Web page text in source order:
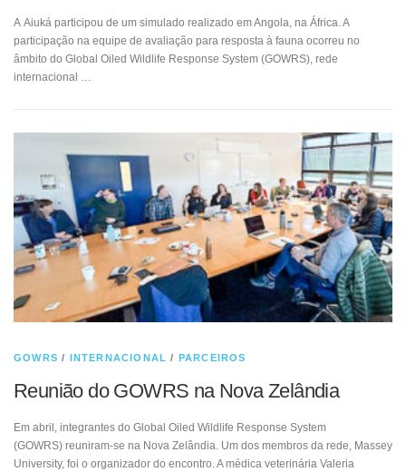
A Aiuká participou de um simulado realizado em Angola, na África. A
participação na equipe de avaliação para resposta à fauna ocorreu no
âmbito do Global Oiled Wildlife Response System (GOWRS), rede
internacional …
GOWRS / INTERNACIONAL / PARCEIROS
Reunião do GOWRS na Nova Zelândia
Em abril, integrantes do Global Oiled Wildlife Response System
(GOWRS) reuniram-se na Nova Zelândia. Um dos membros da rede, Massey
University, foi o organizador do encontro. A médica veterinária Valeria